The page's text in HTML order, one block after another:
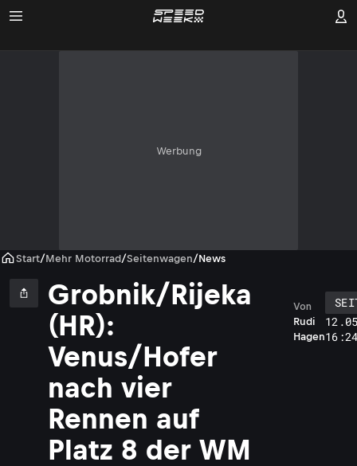
Werbung
Start/Mehr Motorrad/Seitenwagen/News
Grobnik/Rijeka
(HR):
Venus/Hofer
nach vier
Rennen auf
Platz 8 der WM
Rudi
Hagen
Von